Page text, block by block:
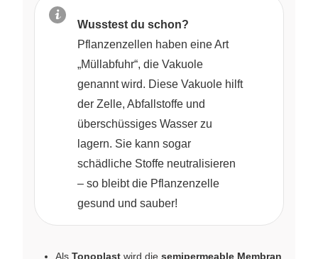
Wusstest du schon?
Pflanzenzellen haben eine Art
„Müllabfuhr“, die Vakuole
genannt wird. Diese Vakuole hilft
der Zelle, Abfallstoffe und
überschüssiges Wasser zu
lagern. Sie kann sogar
schädliche Stoffe neutralisieren
– so bleibt die Pflanzenzelle
gesund und sauber!
Als Tonoplast wird die semipermeable Membran